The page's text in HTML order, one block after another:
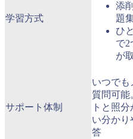
学習方式
添
題
ひ
で2
が
サポート体制
いつでも
質問可能
トと照
い分かり
答